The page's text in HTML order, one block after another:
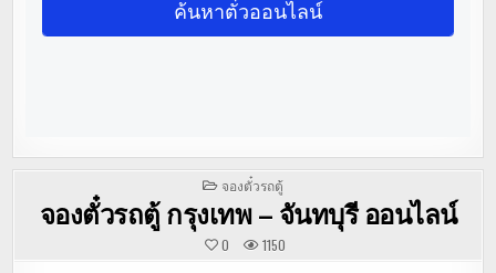
POSTED
IN
จองตั๋วรถตู้
จองตั๋วรถตู้ กรุงเทพ – จันทบุรี ออนไลน์
0 1150